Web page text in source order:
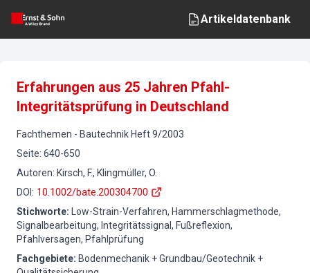
Artikeldatenbank
Erfahrungen aus 25 Jahren Pfahl-
Integritätsprüfung in Deutschland
Fachthemen - Bautechnik Heft9/2003
Seite: 640-650
Autoren: Kirsch, F., Klingmüller, O.
DOI : 10.1002/bate.200304700
Stichworte:
Low-Strain-Verfahren, Hammerschlagmethode,
Signalbearbeitung, Integritätssignal, Fußreflexion,
Pfahlversagen, Pfahlprüfung
Fachgebiete: Bodenmechanik + Grundbau/Geotechnik +